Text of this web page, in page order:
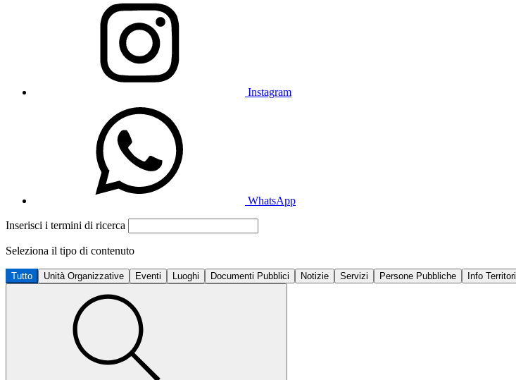
Instagram
WhatsApp
Inserisci i termini di ricerca
Seleziona il tipo di contenuto
Tutto Unità Organizzative Eventi Luoghi Documenti Pubblici Notizie Servizi Persone Pubbliche Info Territori